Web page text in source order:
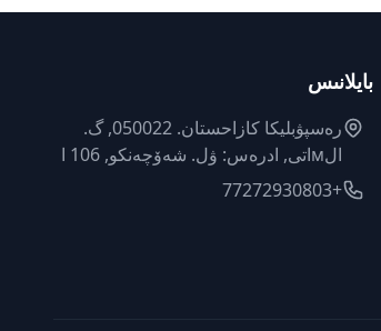
بايلانىس
رەسپۋبليكا كازاحستان. 050022, گ.
الмاتى, ادرەس: ۋل. شەۆچەنكو, 106 ا
+77272930803